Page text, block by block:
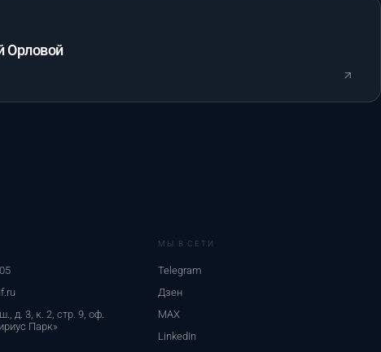
Орловой
д. 3, к. 2, стр. 9, оф.
Парк»
МЫ В СЕТИ
Telegram
Дзен
MAX
LinkedIn